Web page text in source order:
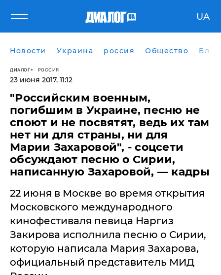
UA
Новости Украина россия Общество
ДИАЛОГ РОССИЯ
23 июня 2017, 11:12
​"Российским военным,
погибшим в Украине, песню не
споют и не посвятят, ведь их там
нет ни для страны, ни для
Марии Захаровой", - соцсети
обсуждают песню о Сирии,
написанную Захаровой, — кадры
22 июня в Москве во время открытия
Московского международного
кинофестиваля певица Наргиз
Закирова исполнила песню о Сирии,
которую написала Мария Захарова,
официальный представитель МИД